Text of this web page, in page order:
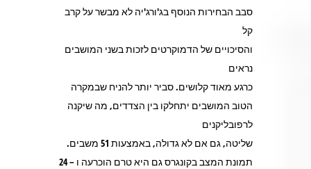
סבב הבחירות הנוסף בג'ורג'יה לא מבשר על קרב
קל
והסיכויים של הדמוקרטים לזכות בשני המושבים
נראים
כרגע מאוד קלושים. סביר יותר להניח שבמקרה
הטוב המושבים יתחלקו בין הצדדים, מה שיקנה
לרפובליקנים
שליטה, גם אם לא גדולה, באמצעות 51 משבים.
תמונת המצב בקונגרס גם היא טרם הוכרעה ו – 24